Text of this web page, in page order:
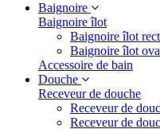
Baignoire
Baignoire îlot
Baignoire îlot
Baignoire îlot
Accessoire de bain
Douche
Receveur de douche
Receveur de
Receveur de